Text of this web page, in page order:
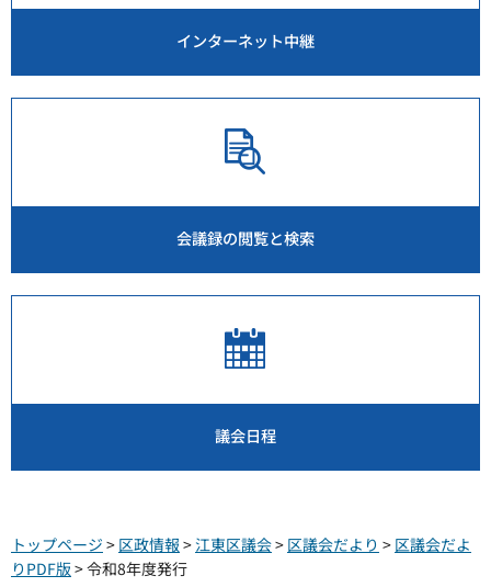
インターネット中継
会議録の閲覧と検索
議会日程
トップページ > 区政情報 >江東区議会> 区議会だより > 区議会だよ
りPDF版> 令和8年度発行